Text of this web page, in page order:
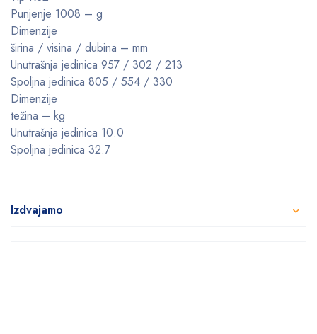
Punjenje 1008 – g
Dimenzije
širina / visina / dubina – mm
Unutrašnja jedinica 957 / 302 / 213
Spoljna jedinica 805 / 554 / 330
Dimenzije
težina – kg
Unutrašnja jedinica 10.0
Spoljna jedinica 32.7
Izdvajamo